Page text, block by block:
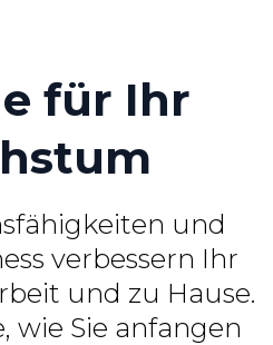
für Ihr
und
verbessern Ihr
und zu Hause.
wie Sie anfangen